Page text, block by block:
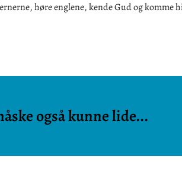
høre englene, kende Gud og komme
også kunne lide...